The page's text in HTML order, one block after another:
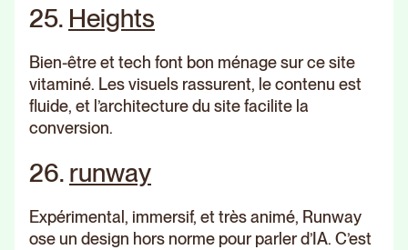
25. Heights
Bien-être et tech font bon ménage sur ce site
vitaminé. Les visuels rassurent, le contenu est
fluide, et l’architecture du site facilite la
conversion.
26. runway
Expérimental, immersif, et très animé, Runway
ose un design hors norme pour parler d’IA. C’est